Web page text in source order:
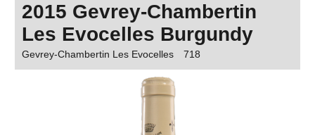
2015 Gevrey-Chambertin
Les Evocelles Burgundy
Gevrey-Chambertin Les Evocelles 718